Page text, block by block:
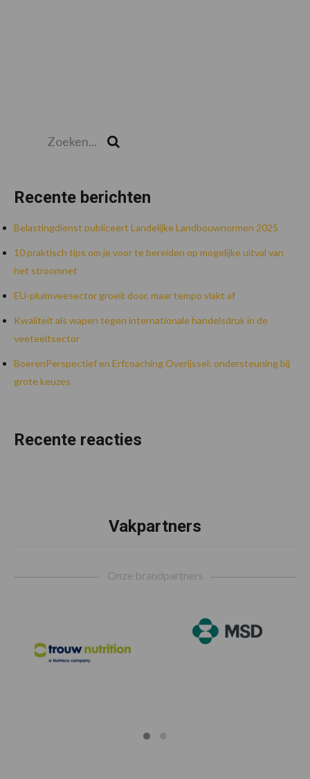
Recente berichten
Belastingdienst publiceert Landelijke Landbouwnormen 2025
10 praktisch tips om je voor te bereiden op mogelijke uitval van
het stroomnet
EU-pluimveesector groeit door, maar tempo vlakt af
Kwaliteit als wapen tegen internationale handelsdruk in de
veeteeltsector
BoerenPerspectief en Erfcoaching Overijssel: ondersteuning bij
grote keuzes
Recente reacties
Vakpartners
Onze brandpartners